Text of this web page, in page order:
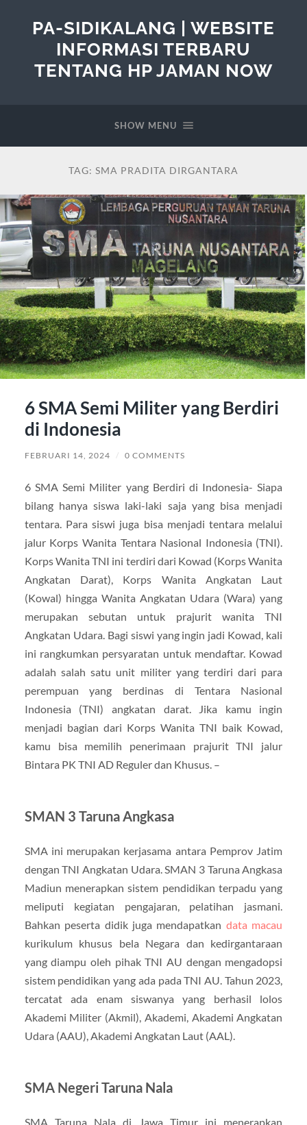
PA-SIDIKALANG | WEBSITE
INFORMASI TERBARU
TENTANG HP JAMAN NOW
SHOW MENU
TAG: SMA PRADITA DIRGANTARA
6 SMA Semi Militer yang Berdiri
di Indonesia
FEBRUARI 14, 2024 / 0 COMMENTS
6 SMA Semi Militer yang Berdiri di Indonesia- Siapa
bilang hanya siswa laki-laki saja yang bisa menjadi
tentara. Para siswi juga bisa menjadi tentara melalui
jalur Korps Wanita Tentara Nasional Indonesia (TNI).
Korps Wanita TNI ini terdiri dari Kowad (Korps Wanita
Angkatan Darat), Korps Wanita Angkatan Laut
(Kowal) hingga Wanita Angkatan Udara (Wara) yang
merupakan sebutan untuk prajurit wanita TNI
Angkatan Udara. Bagi siswi yang ingin jadi Kowad, kali
ini rangkumkan persyaratan untuk mendaftar. Kowad
adalah salah satu unit militer yang terdiri dari para
perempuan yang berdinas di Tentara Nasional
Indonesia (TNI) angkatan darat. Jika kamu ingin
menjadi bagian dari Korps Wanita TNI baik Kowad,
kamu bisa memilih penerimaan prajurit TNI jalur
Bintara PK TNI AD Reguler dan Khusus. –
SMAN 3 Taruna Angkasa
SMA ini merupakan kerjasama antara Pemprov Jatim
dengan TNI Angkatan Udara. SMAN 3 Taruna Angkasa
Madiun menerapkan sistem pendidikan terpadu yang
meliputi kegiatan pengajaran, pelatihan jasmani.
Bahkan peserta didik juga mendapatkan data macau
kurikulum khusus bela Negara dan kedirgantaraan
yang diampu oleh pihak TNI AU dengan mengadopsi
sistem pendidikan yang ada pada TNI AU. Tahun 2023,
tercatat ada enam siswanya yang berhasil lolos
Akademi Militer (Akmil), Akademi, Akademi Angkatan
Udara (AAU), Akademi Angkatan Laut (AAL).
SMA Negeri Taruna Nala
SMA Taruna Nala di Jawa Timur ini menerapkan